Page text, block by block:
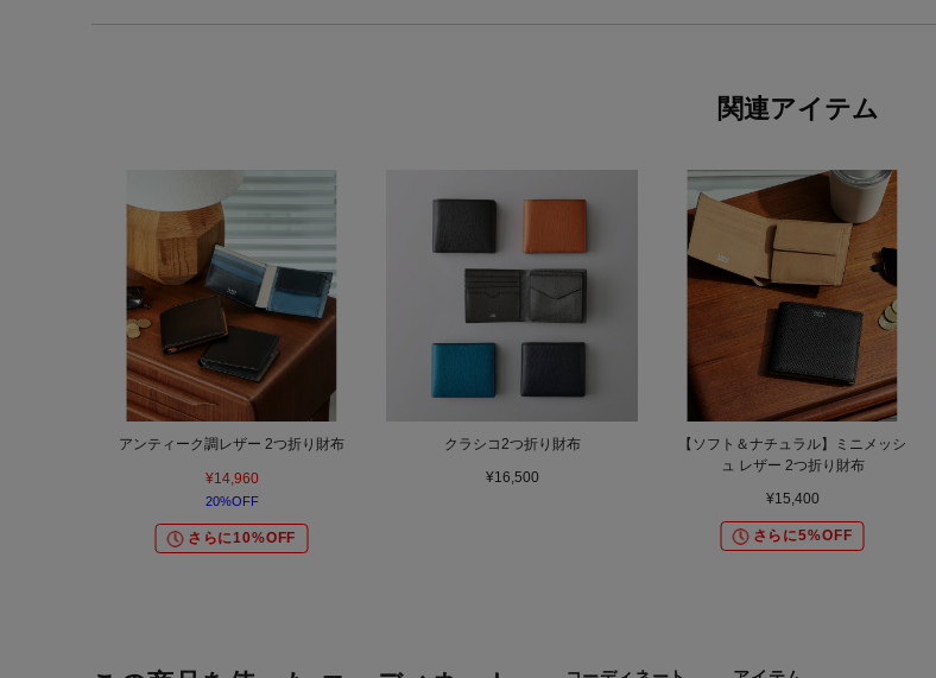
関連アイテム
アンティーク調レザー 2つ折り財布
¥14,960
20%OFF
さらに10%OFF
クラシコ2つ折り財布
¥16,500
【ソフト＆ナチュラル】ミニメッシ
ュ レザー 2つ折り財布
¥15,400
さらに5%OFF